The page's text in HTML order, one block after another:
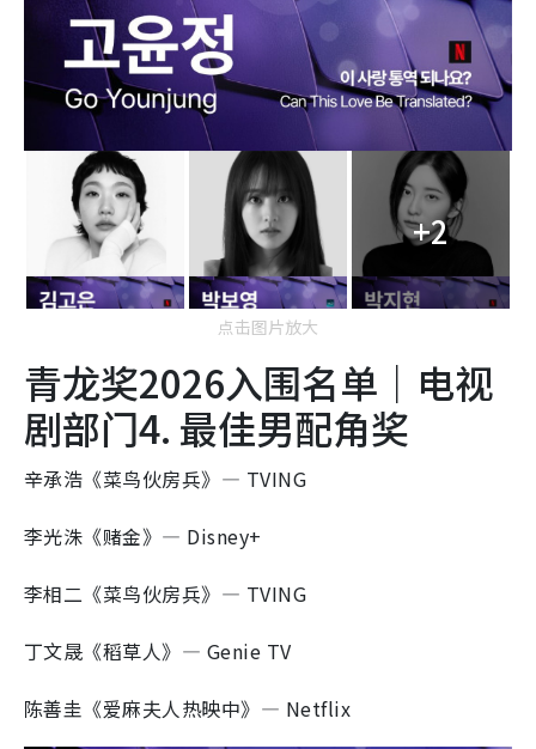
+2
点击图片放大
青龙奖2026入围名单｜电视
剧部门4. 最佳男配角奖
辛承浩《菜鸟伙房兵》— TVING
李光洙《赌金》— Disney+
李相二《菜鸟伙房兵》— TVING
丁文晟《稻草人》— Genie TV
陈善圭《爱麻夫人热映中》— Netflix